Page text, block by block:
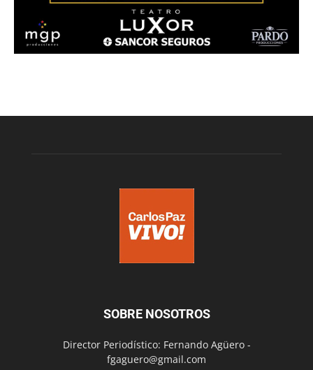
SOBRE NOSOTROS
Director Periodístico: Fernando Agüero -
fgaguero@gmail.com